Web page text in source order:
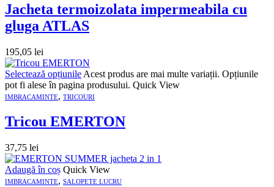
Jacheta termoizolata impermeabila cu
gluga ATLAS
195,05 lei
Selectează opțiunile Acest produs are mai multe variații. Opțiunile
pot fi alese în pagina produsului. Quick View
IMBRACAMINTE, TRICOURI
Tricou EMERTON
37,75 lei
Adaugă în coș Quick View
IMBRACAMINTE, SALOPETE LUCRU